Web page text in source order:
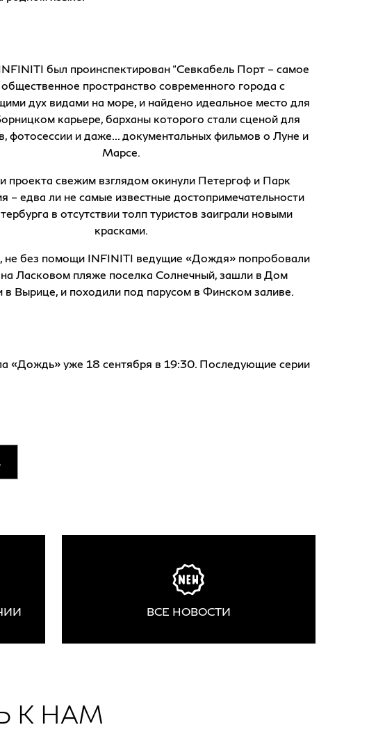
был проинспектирован “Севкабель Порт – самое
пространство современного города с
дух видами на море, и найдено идеальное место для
карьере, барханы которого стали сценой для
фотосессии и даже... документальных фильмов о Луне и
Марсе.
проекта свежим взглядом окинули Петергоф и Парк
– едва ли не самые известные достопримечательности
в отсутствии толп туристов заиграли новыми
красками.
не без помощи INFINITI ведущие «Дождя» попробовали
на Ласковом пляже поселка Солнечный, зашли в Дом
в Вырице, и походили под парусом в Финском заливе.
«Дождь» уже 18 сентября в 19:30. Последующие серии
ВСЕ НОВОСТИ
К НАМ